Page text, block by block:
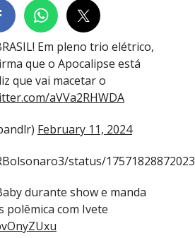
Em pleno trio elétrico,
que o Apocalipse está
que vai macetar o
aVVa2RHWDA
February 11, 2024
status/
durante show e manda
polêmica com Ivete